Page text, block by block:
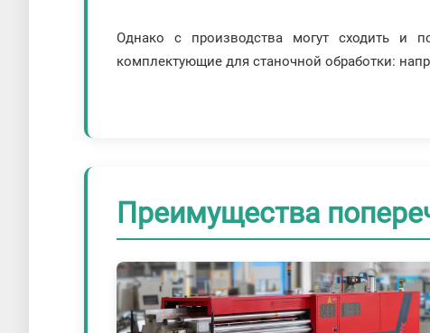
Однако с производства могут сходить и
комплектующие для станочной обработки:
Преимущества